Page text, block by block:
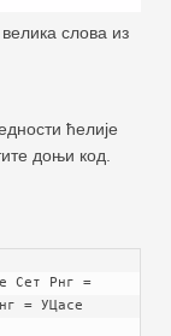
слова из
ћелије
доњи код.
Сет Рнг =
= УЦасе